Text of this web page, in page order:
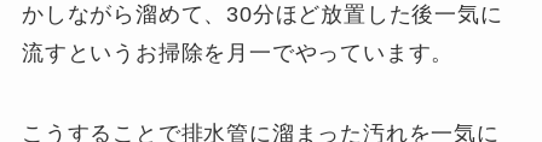
かしながら溜めて、30分ほど放置した後一気に
流すというお掃除を月一でやっています。
こうすることで排水管に溜まった汚れを一気に